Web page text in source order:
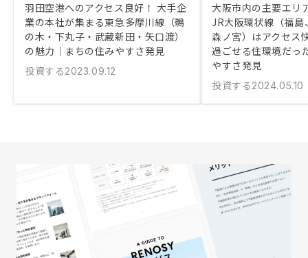
羽田空港へのアクセス良好！ 大手企
業の本社が集まる東急多摩川線（鵜
の木・下丸子・武蔵新田・矢口渡）
の魅力｜まちの住みやすさ発見
投資する2023.09.12
大阪市内の主要エリ
JR大阪環状線（福
森ノ宮）はアクセス
過ごせる住環境だっ
やすさ発見
投資する2024.05.10